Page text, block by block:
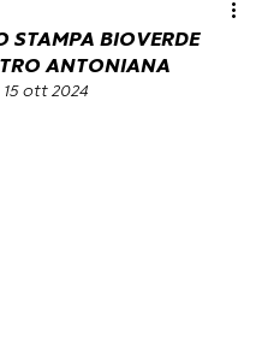
STAMPA BIOVERDE
ANTONIANA
15 ott 2024